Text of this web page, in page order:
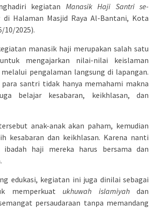
kegiatan Manasik Haji Santri se-
di Halaman Masjid Raya Al-Bantani, Kota
10/2025).
manasik haji merupakan salah satu
mengajarkan nilai-nilai keislaman
melalui pengalaman langsung di lapangan.
para santri tidak hanya memahami makna
belajar kesabaran, keikhlasan, dan
anak-anak akan paham, kemudian
kesabaran dan keikhlasan. Karena nanti
ibadah haji mereka harus bersama dan
edukasi, kegiatan ini juga dinilai sebagai
memperkuat ukhuwah islamiyahdan
persaudaraan tanpa memandang